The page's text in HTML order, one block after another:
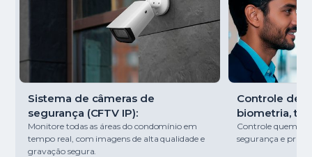
Sistema de câmeras de
segurança (CFTV IP):
Monitore todas as áreas do condomínio em
tempo real, com imagens de alta qualidade e
gravação segura.
Controle de
biometria,
Controle quem
segurança e